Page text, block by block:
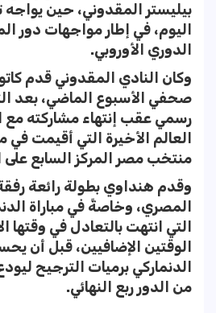
بيليستر المقدوني، حين يواجه
اليوم، في إطار مواجهات دور
الدوري الأوروبي.
وكان النادي المقدوني قدم
صحفي الأسبوع الماضي، بعد
رسمي عقب إنتهاء مشاركته مع
العالم الأخيرة التي أقيمت
منتخب مصر المركز السابع على
وقدم هنداوي بطولة رائعة
المصري، وخاصةً في مباراة
التي انتهت بالتعادل في وقتها
الوقتين الإضافيين، قبل أن
الدنماركي برميات الترجيح
من الدور ربع النهائي.